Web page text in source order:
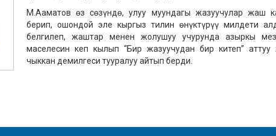
М.Ааматов өз сөзүндө, улуу муундагы жазуучулар жаш
берип, ошондой эле кыргыз тилин өнүктүрүү милдети
белгилеп, жаштар менен жолушуу учурунда азыркы
маселесин кеп кылып “Бир жазуучудан бир китеп”
чыккан демилгеси тууралуу айтып берди.